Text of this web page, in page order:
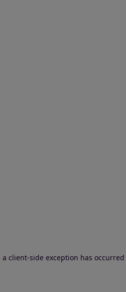
client-side exception has occurred